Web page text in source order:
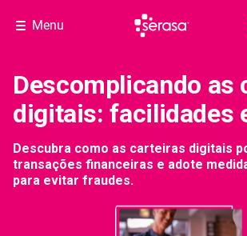
Menu
Descomplicando as
digitais: facilidades
Descubra como as carteiras digitais
transações financeiras e adote
para evitar fraudes.